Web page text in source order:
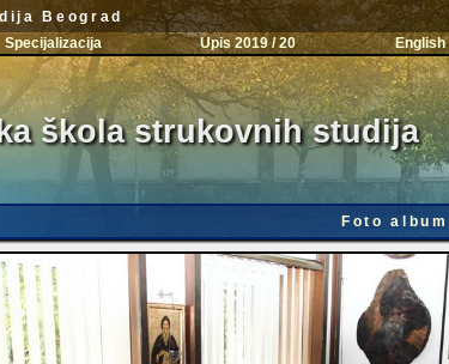
Beograd
Specijalizacija Upis 2019 / 20 English
škola strukovnih studija
Foto album